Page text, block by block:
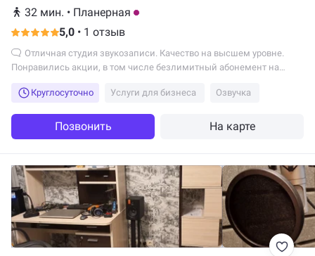
Химки
32 мин. • Планерная
5,0 • 1 отзыв
Понравились акции, в том числе безлимитный абонемент на
Круглосуточно
Услуги для бизнеса Озвучка
Позвонить На карте